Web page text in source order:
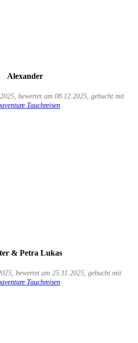
Alexander
bewertet am 08.12.2025, gebucht mit
Tauchreisen
& Petra Lukas
bewertet am 25.11.2025, gebucht mit
Tauchreisen